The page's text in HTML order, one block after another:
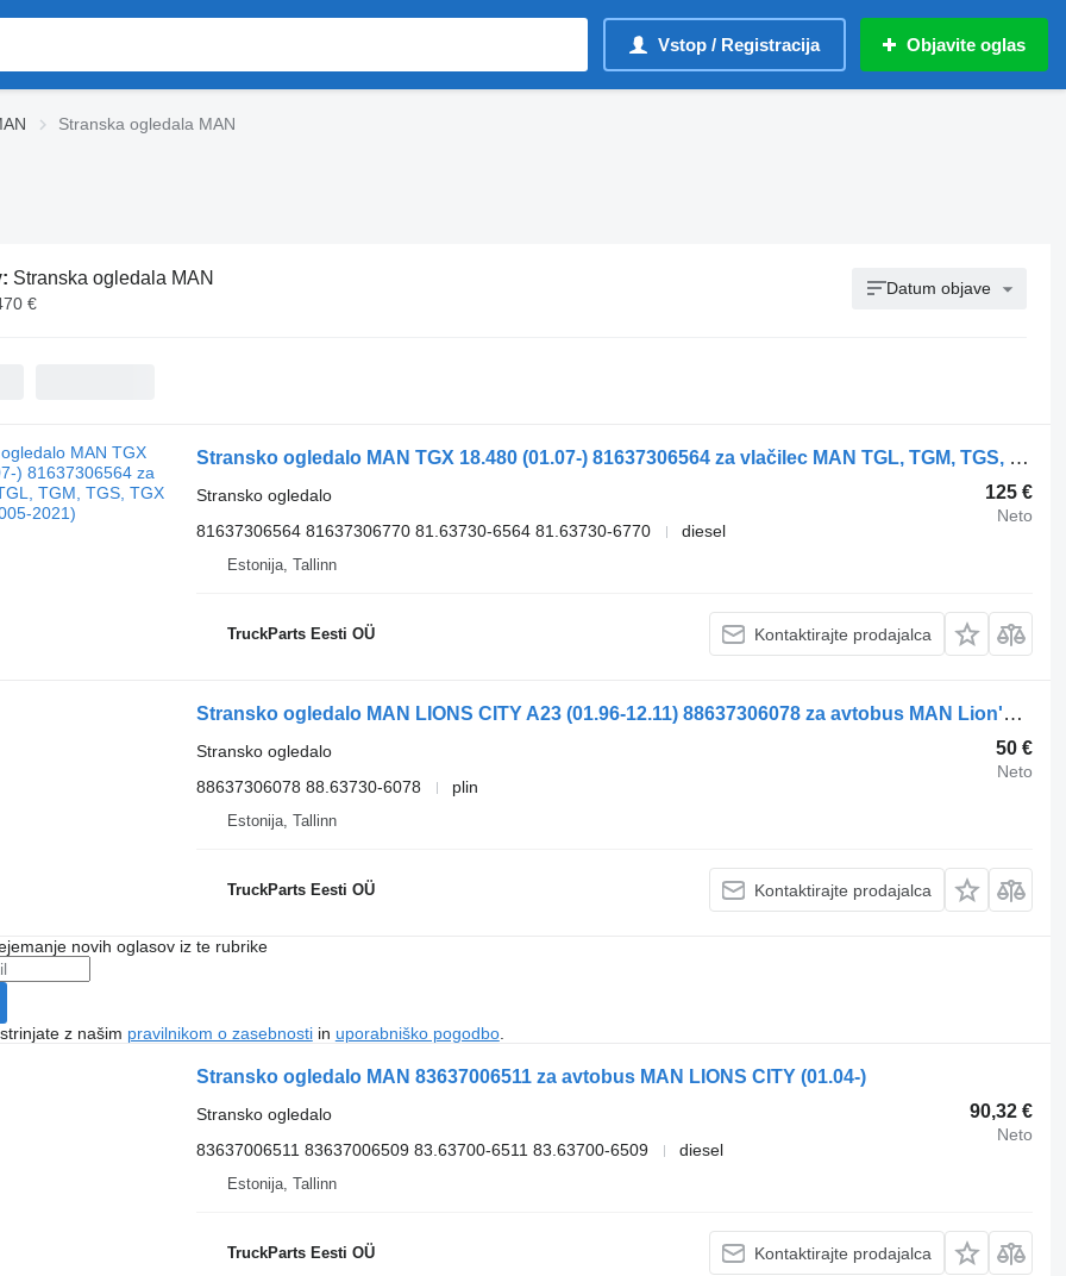
Vstop / Registracija Objavite oglas
Stranska ogledala MAN
Stranska ogledala MAN
€
Datum objave
Stransko ogledalo MAN TGX 18.480 (01.07-) 81637306564 za vlačilec MAN TGL, TGM, TGS, TGX (2005-2021)
125 €
Neto
Stransko ogledalo
81637306564 81637306770 81.63730-6564 81.63730-6770
diesel
Estonija, Tallinn
TruckParts Eesti OÜ Kontaktirajte prodajalca
Stransko ogledalo MAN LIONS CITY A23 (01.96-12.11) 88637306078 za avtobus MAN Lion's bus (1991-)
50 €
Neto
Stransko ogledalo
88637306078 88.63730-6078
plin
Estonija, Tallinn
TruckParts Eesti OÜ Kontaktirajte prodajalca
novih oglasov iz te rubrike
z našim pravilnikom o zasebnostiin uporabniško pogodbo.
Stransko ogledalo MAN 83637006511 za avtobus MAN LIONS CITY (01.04-)
90,32 €
Neto
Stransko ogledalo
83637006511 83637006509 83.63700-6511 83.63700-6509
diesel
Estonija, Tallinn
TruckParts Eesti OÜ Kontaktirajte prodajalca